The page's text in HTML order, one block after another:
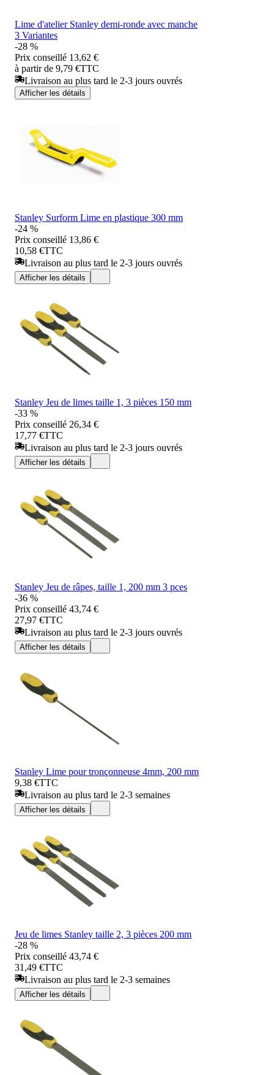
Lime d'atelier Stanley demi-ronde avec manche
3 Variantes
-28 %
Prix conseillé 13,62 €
à partir de 9,79 €TTC
Livraison au plus tard le 2-3 jours ouvrés
Afficher les détails
Stanley Surform Lime en plastique 300 mm
-24 %
Prix conseillé 13,86 €
10,58 €TTC
Livraison au plus tard le 2-3 jours ouvrés
Afficher les détails
Stanley Jeu de limes taille 1, 3 pièces 150 mm
-33 %
Prix conseillé 26,34 €
17,77 €TTC
Livraison au plus tard le 2-3 jours ouvrés
Afficher les détails
Stanley Jeu de râpes, taille 1, 200 mm 3 pces
-36 %
Prix conseillé 43,74 €
27,97 €TTC
Livraison au plus tard le 2-3 jours ouvrés
Afficher les détails
Stanley Lime pour tronçonneuse 4mm, 200 mm
9,38 €TTC
Livraison au plus tard le 2-3 semaines
Afficher les détails
Jeu de limes Stanley taille 2, 3 pièces 200 mm
-28 %
Prix conseillé 43,74 €
31,49 €TTC
Livraison au plus tard le 2-3 semaines
Afficher les détails